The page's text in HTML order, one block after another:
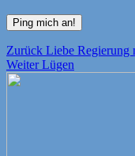
Zurück Vorheriger
Beitrag:
Liebe Regierung
Weiter Nächster
Lügen